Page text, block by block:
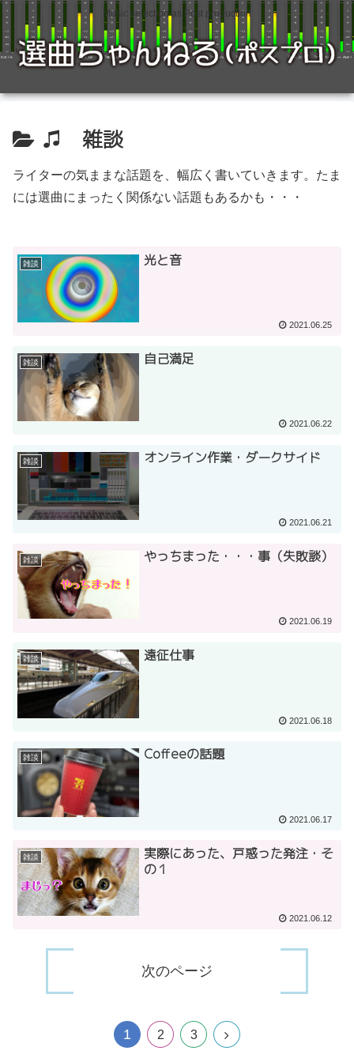
Music selection as Post production
♫ 雑談
ライターの気ままな話題を、幅広く書いていきます。たま
には選曲にまったく関係ない話題もあるかも・・・
雑談 光と音
2021.06.25
雑談 自己満足
2021.06.22
雑談 オンライン作業・ダークサイド
2021.06.21
雑談 やっちまった・・・事（失敗談）
2021.06.19
雑談 遠征仕事
2021.06.18
雑談 Coffeeの話題
2021.06.17
雑談
実際にあった、戸惑った発注・そ
の１
2021.06.12
次のページ
1 2 3